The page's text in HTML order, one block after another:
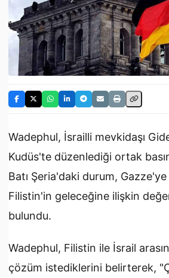
Wadephul, İsrailli mevkidaşı
Kudüs'te düzenlediği ortak
Batı Şeria'daki durum,
Filistin'in geleceğine ilişkin
bulundu.
Wadephul, Filistin ile İsrail
çözüm istediklerini belirterek,